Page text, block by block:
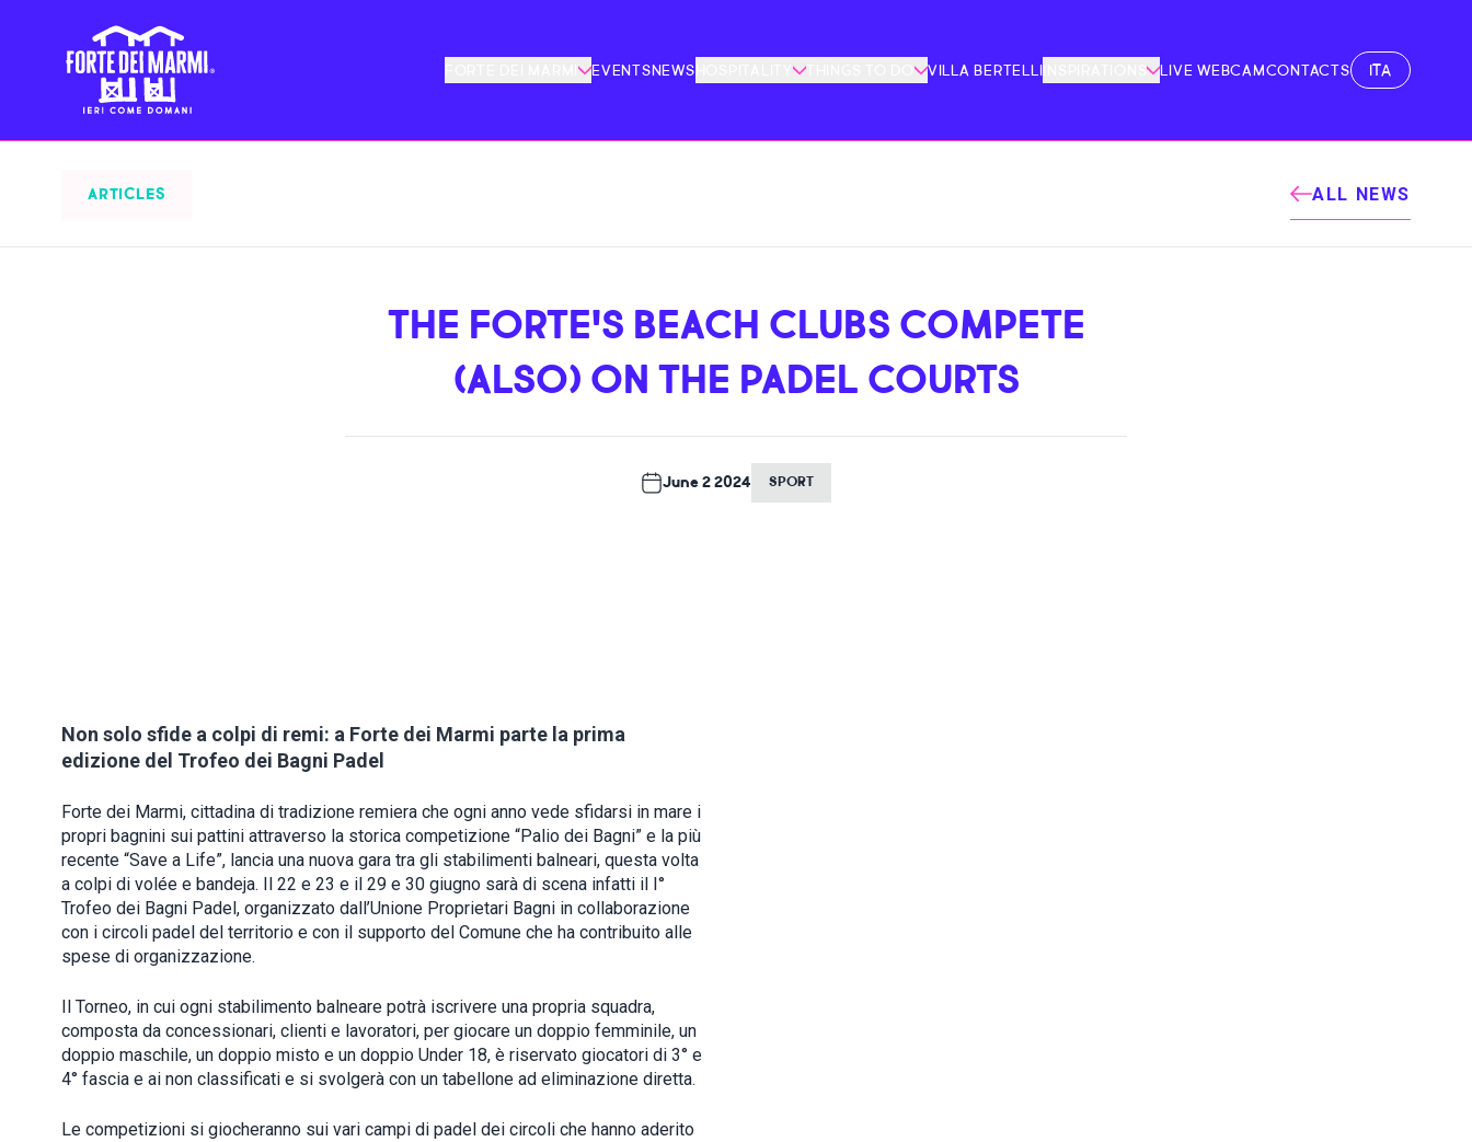
ITA
FORTE DEI MARMI EVENTSNEWS THINGS TO DO VILLA BERTELLI INSPIRATIONS LIVE WEBCAMCONTACTS
ARTICLES ALL NEWS
THE FORTE'S BEACH CLUBS COMPETE
(ALSO) ON THE PADEL COURTS
June 2 2024 SPORT
Non solo sfide a colpi di remi: a Forte dei Marmi parte la prima
edizione del Trofeo dei Bagni Padel
Forte dei Marmi, cittadina di tradizione remiera che ogni anno vede sfidarsi in mare i
propri bagnini sui pattini attraverso la storica competizione “Palio dei Bagni” e la più
recente “Save a Life”, lancia una nuova gara tra gli stabilimenti balneari, questa volta
a colpi di volée e bandeja. Il 22 e 23 e il 29 e 30 giugno sarà di scena infatti il I°
Trofeo dei Bagni Padel, organizzato dall’Unione Proprietari Bagni in collaborazione
con i circoli padel del territorio e con il supporto del Comune che ha contribuito alle
spese di organizzazione.
Il Torneo, in cui ogni stabilimento balneare potrà iscrivere una propria squadra,
composta da concessionari, clienti e lavoratori, per giocare un doppio femminile, un
doppio maschile, un doppio misto e un doppio Under 18, è riservato giocatori di 3° e
4° fascia e ai non classificati e si svolgerà con un tabellone ad eliminazione diretta.
Le competizioni si giocheranno sui vari campi di padel dei circoli che hanno aderito